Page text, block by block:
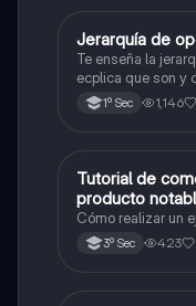
Matemáticas
Jerarquía de
Te enseña la
ecplica que son y
1º Sec 1,146
Matemáticas
Tutorial de
producto
😜
Cómo realizar un
3º Sec 423